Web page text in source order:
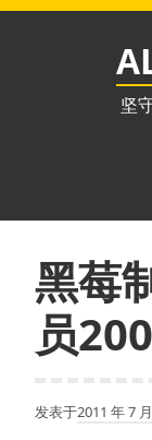
跳
坚
黑莓
员
发表于2011 年 7